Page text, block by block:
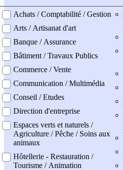
professionel
Achats / Comptabilité / Gestion
Arts / Artisanat d'art
Banque / Assurance
Bâtiment / Travaux Publics
Commerce / Vente
Communication / Multimédia
Conseil / Etudes
Direction d'entreprise
Espaces verts et naturels /
Agriculture / Pêche / Soins aux
animaux
Hôtellerie - Restauration /
Tourisme / Animation